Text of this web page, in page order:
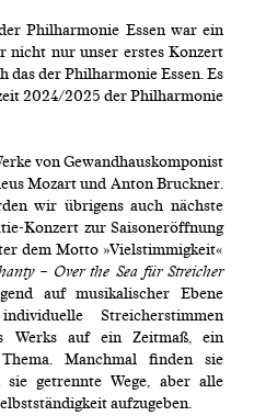
Philharmonie Essen war ein
nicht nur unser erstes Konzert
das der Philharmonie Essen. Es
2024/2025 der Philharmonie
von Gewandhauskomponist
Mozart und Anton Bruckner.
wir übrigens auch nächste
Konzert zur Saisoneröffnung
dem Motto »Vielstimmigkeit«
– Over the Sea für Streicher
auf musikalischer Ebene
Streicherstimmen
Werks auf ein Zeitmaß, ein
Manchmal finden sie
sie getrennte Wege, aber alle
aufzugeben.